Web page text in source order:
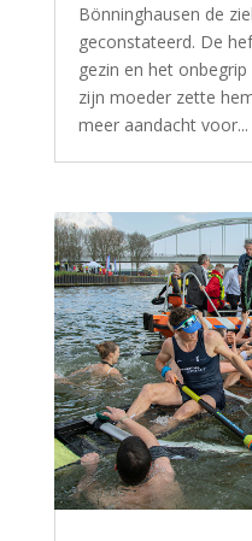
Bönninghausen de
geconstateerd. De
gezin en het
zijn moeder zette
meer aandacht voor...